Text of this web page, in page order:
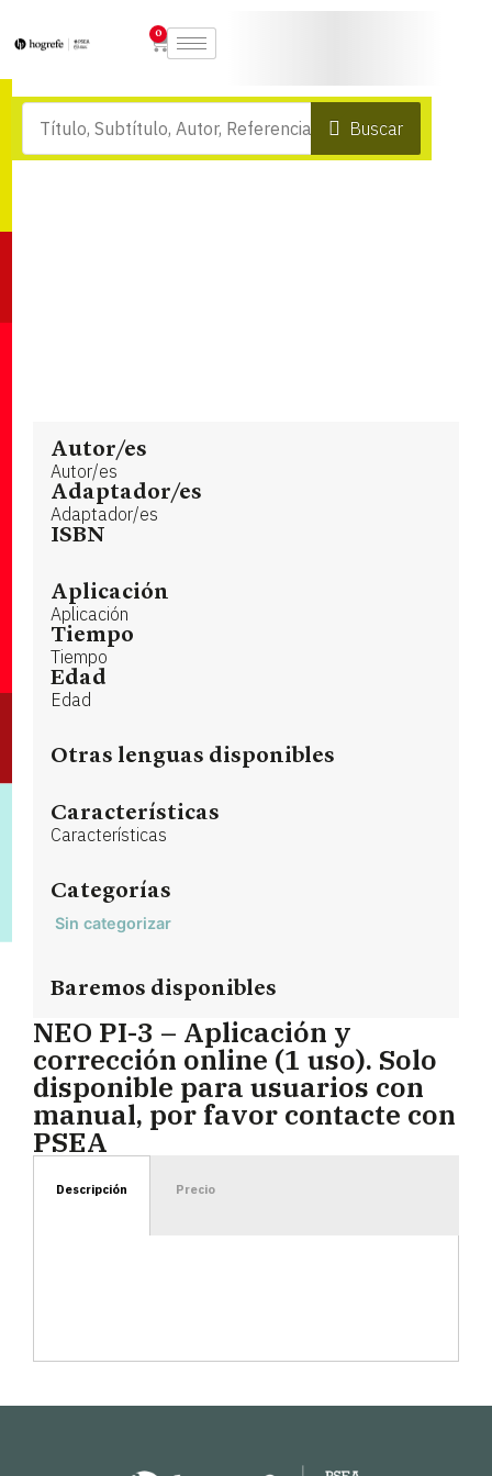
0
Buscar
Autor/es
Autor/es
Adaptador/es
Adaptador/es
ISBN
Aplicación
Aplicación
Tiempo
Tiempo
Edad
Edad
Otras lenguas disponibles
Características
Características
Categorías
Sin categorizar
Baremos disponibles
NEO PI-3 – Aplicación y
corrección online (1 uso). Solo
disponible para usuarios con
manual, por favor contacte con
PSEA
Descripción Precio